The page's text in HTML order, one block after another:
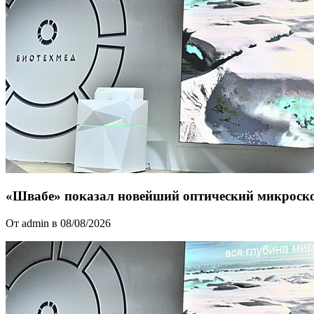
«Швабе» показал новейший оптический
От admin в 08/08/2026